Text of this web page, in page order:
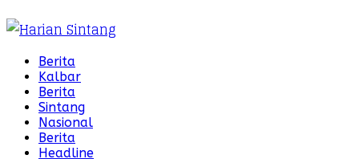
Berita
Kalbar
Berita
Sintang
Nasional
Berita
Headline